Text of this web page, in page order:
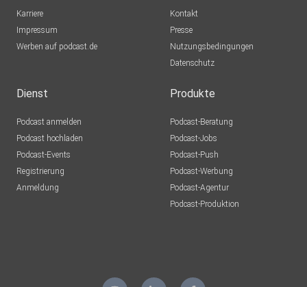
Karriere
Impressum
Werben auf podcast.de
Kontakt
Presse
Nutzungsbedingungen
Datenschutz
Dienst
Podcast anmelden
Podcast hochladen
Podcast-Events
Registrierung
Anmeldung
Produkte
Podcast-Beratung
Podcast-Jobs
Podcast-Push
Podcast-Werbung
Podcast-Agentur
Podcast-Produktion